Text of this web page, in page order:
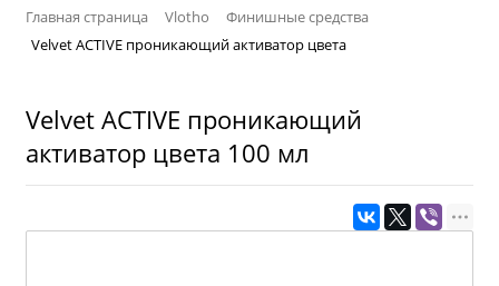
Главная страница Vlotho
Финишные средства
Velvet ACTIVE проникающий активатор цвета
Velvet ACTIVE проникающий
активатор цвета 100 мл